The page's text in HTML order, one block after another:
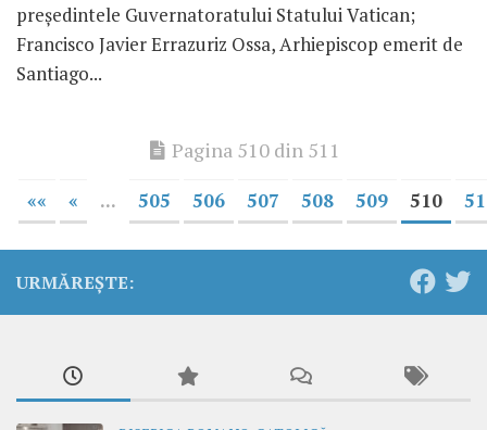
preşedintele Guvernatoratului Statului Vatican;
Francisco Javier Errazuriz Ossa, Arhiepiscop emerit de
Santiago...
Pagina 510 din 511
«« « ... 505 506 507 508 509 510
URMĂREȘTE: